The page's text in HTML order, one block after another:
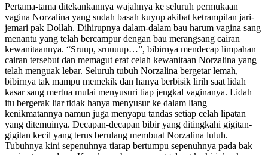
Pertama-tama ditekankannya wajahnya ke seluruh permukaan
vagina Norzalina yang sudah basah kuyup akibat ketrampilan jari-
jemari pak Dollah. Dihirupnya dalam-dalam bau harum vagina sang
menantu yang telah bercampur dengan bau merangsang cairan
kewanitaannya. “Sruup, sruuuup…”, bibirnya mendecap limpahan
cairan tersebut dan memagut erat celah kewanitaan Norzalina yang
telah menguak lebar. Seluruh tubuh Norzalina bergetar lemah,
bibirnya tak mampu memekik dan hanya berbisik lirih saat lidah
kasar sang mertua mulai menyusuri tiap jengkal vaginanya. Lidah
itu bergerak liar tidak hanya menyusur ke dalam liang
kenikmatannya namun juga menyapu tandas setiap celah lipatan
yang ditemuinya. Decapan-decapan bibir yang ditingkahi gigitan-
gigitan kecil yang terus berulang membuat Norzalina luluh.
Tubuhnya kini sepenuhnya tiarap bertumpu sepenuhnya pada bak